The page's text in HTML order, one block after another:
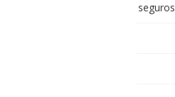
Accesorios Intrínsicamente seguros